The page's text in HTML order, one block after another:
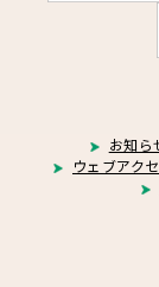
お知ら
ウェブアク